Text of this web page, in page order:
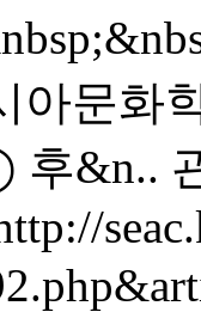
아문화
후&n..